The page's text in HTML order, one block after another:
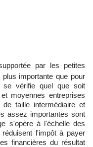
par les petites
importante que pour
se vérifie quel que soit
moyennes entreprises
taille intermédiaire et
assez importantes sont
s'opère à l'échelle des
l'impôt à payer
financières du résultat